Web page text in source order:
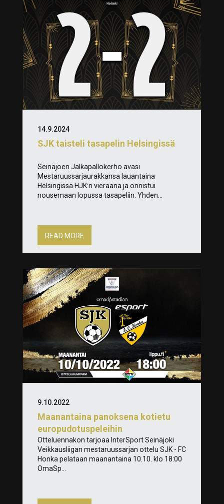
SJK taisteli tasapelin Helsingissä
14.9.2024
Seinäjoen Jalkapallokerho avasi
Mestaruussarjaurakkansa lauantaina
Helsingissä HJK:n vieraana ja onnistui
nousemaan lopussa tasapeliin. Yhden...
READ MORE
Maanantaina panoksena kotietu
europudotuspeleihin
9.10.2022
Otteluennakon tarjoaa InterSport Seinäjoki
Veikkausliigan mestaruussarjan ottelu SJK - FC
Honka pelataan maanantaina 10.10. klo 18:00
OmaSp...